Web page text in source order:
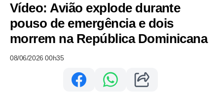
Vídeo: Avião explode durante
pouso de emergência e dois
morrem na República Dominicana
08/06/2026 00h35